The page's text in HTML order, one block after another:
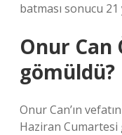
batması sonucu 21
Onur Can
gömüldü?
Onur Can’ın
Haziran Cumartesi